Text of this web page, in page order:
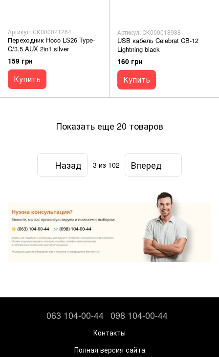
Артикул: СК000021264
Переходник Hoco LS26 Type-
C/3.5 AUX 2in1 silver
159 грн
Купить
Артикул: СК000018988
USB кабель Celebrat CB-12
Lightning black
160 грн
Купить
Показать еще 20 товаров
Назад 3 из 102 Вперед
063 104-00-44 098 104-00-44
Контакты
Полная версия сайта